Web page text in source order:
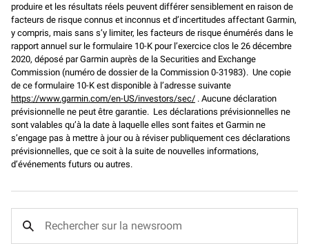
produire et les résultats réels peuvent différer sensiblement en raison de
facteurs de risque connus et inconnus et d’incertitudes affectant Garmin,
y compris, mais sans s’y limiter, les facteurs de risque énumérés dans le
rapport annuel sur le formulaire 10-K pour l’exercice clos le 26 décembre
2020, déposé par Garmin auprès de la Securities and Exchange
Commission (numéro de dossier de la Commission 0-31983). Une copie
de ce formulaire 10-K est disponible à l’adresse suivante
https://www.garmin.com/en-US/investors/sec/ . Aucune déclaration
prévisionnelle ne peut être garantie. Les déclarations prévisionnelles ne
sont valables qu’à la date à laquelle elles sont faites et Garmin ne
s’engage pas à mettre à jour ou à réviser publiquement ces déclarations
prévisionnelles, que ce soit à la suite de nouvelles informations,
d’événements futurs ou autres.